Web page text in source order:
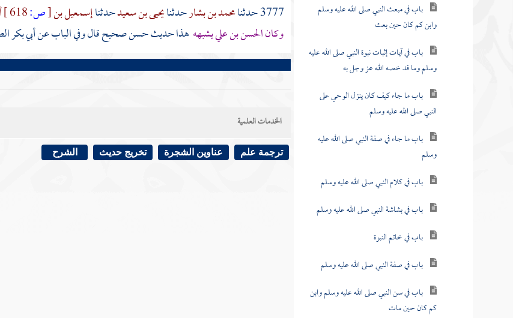
باب في مبعث النبي صلى الله عليه وسلم
وابن كم كان حين بعث
باب في آيات إثبات نبوة النبي صلى الله عليه
وسلم وما قد خصه الله عز وجل به
باب ما جاء كيف كان ينزل الوحي على
النبي صلى الله عليه وسلم
باب ما جاء في صفة النبي صلى الله عليه
وسلم
باب في كلام النبي صلى الله عليه وسلم
باب في بشاشة النبي صلى الله عليه وسلم
باب في خاتم النبوة
باب في صفة النبي صلى الله عليه وسلم
باب في سن النبي صلى الله عليه وسلم وابن
كم كان حين مات
3777 حدثنا محمد بن بشارحدثنايحيى بن سعيدحدثناإسمعيل بن[ص:
وكانالحسن بن علييشبهه هذا حديث حسن صحيح قال وفي الباب عن أبي بكر
الخدمات العلمية
ترجمة علم عناوين الشجرة تخريج حديث الشرح